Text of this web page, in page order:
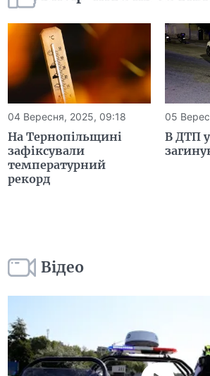
04 Вересня, 2025, 09:18
На Тернопільщині
зафіксували
температурний
рекорд
05
В ДТП
Відео